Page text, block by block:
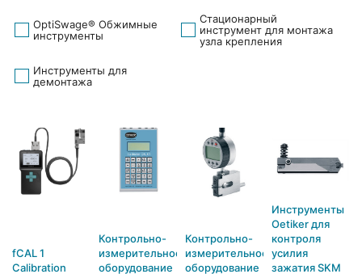
OptiSwage® Обжимные
инструменты
Стационарный
инструмент для монтажа
узла крепления
Инструменты для
демонтажа
fCAL 1
Calibration
Контрольно-
измерительное
оборудование
Контрольно-
измерительное
оборудование
Инструменты
Oetiker для
контроля
усилия
зажатия SKM